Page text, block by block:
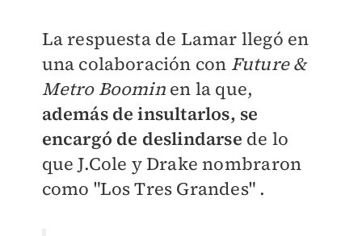
La respuesta de Lamar llegó en
una colaboración con Future &
Metro Boominen la que,
además de insultarlos, se
encargó de deslindarse de lo
que J.Cole y Drake nombraron
como "Los Tres Grandes" .